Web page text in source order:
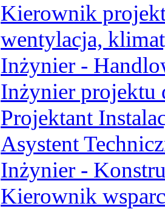
Kierownik
wentylacja,
Inżynier -
Inżynier projektu
Projektant
Asystent
Inżynier -
Kierownik